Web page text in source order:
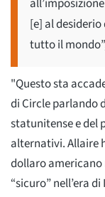
[e] al
tutto il
"Questo sta
di Circle parlando
statunitense e del
alternativi. Allaire
dollaro
“sicuro” nell’era